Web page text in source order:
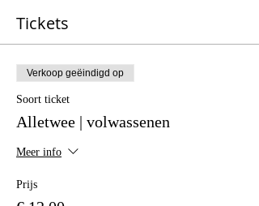
Tickets
Verkoop geëindigd op
Soort ticket
Alletwee | volwassenen
Meer info
Prijs